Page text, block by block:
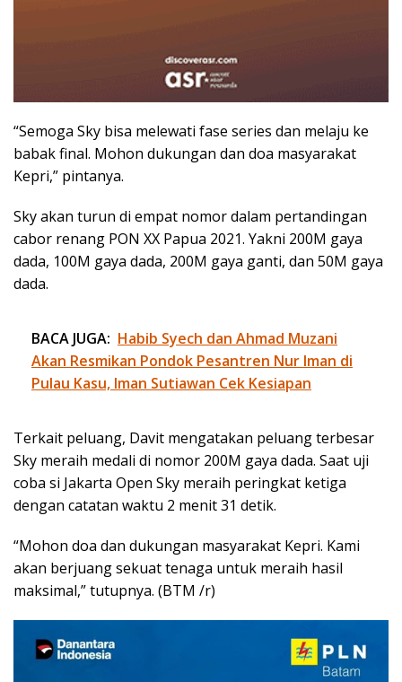
“Semoga Sky bisa melewati fase series dan melaju ke
babak final. Mohon dukungan dan doa masyarakat
Kepri,” pintanya.
Sky akan turun di empat nomor dalam pertandingan
cabor renang PON XX Papua 2021. Yakni 200M gaya
dada, 100M gaya dada, 200M gaya ganti, dan 50M gaya
dada.
BACA JUGA: Habib Syech dan Ahmad Muzani
Akan Resmikan Pondok Pesantren Nur Iman di
Pulau Kasu, Iman Sutiawan Cek Kesiapan
Terkait peluang, Davit mengatakan peluang terbesar
Sky meraih medali di nomor 200M gaya dada. Saat uji
coba si Jakarta Open Sky meraih peringkat ketiga
dengan catatan waktu 2 menit 31 detik.
“Mohon doa dan dukungan masyarakat Kepri. Kami
akan berjuang sekuat tenaga untuk meraih hasil
maksimal,” tutupnya. (BTM /r)